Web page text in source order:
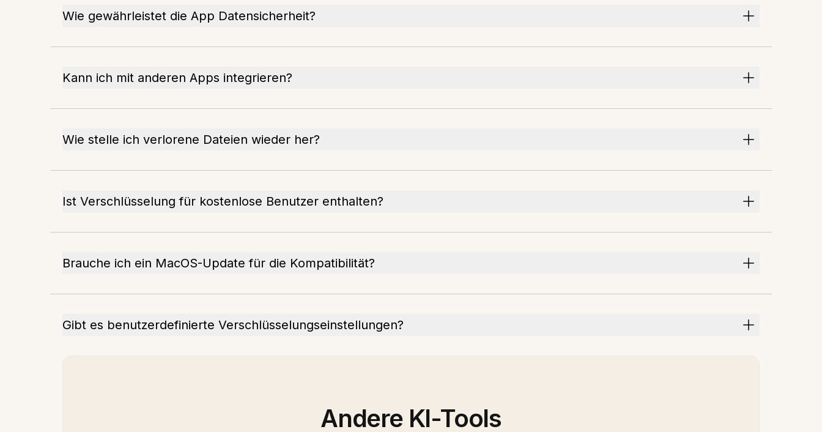
Wie gewährleistet die App Datensicherheit?
Kann ich mit anderen Apps integrieren?
Wie stelle ich verlorene Dateien wieder her?
Ist Verschlüsselung für kostenlose Benutzer enthalten?
Brauche ich ein MacOS-Update für die Kompatibilität?
Gibt es benutzerdefinierte Verschlüsselungseinstellungen?
Andere KI-Tools